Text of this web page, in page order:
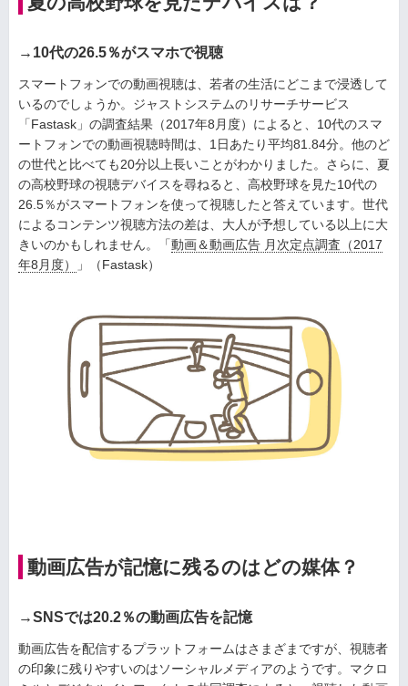
→10代の26.5％がスマホで視聴
スマートフォンでの動画視聴は、若者の生活にどこまで浸透して
いるのでしょうか。ジャストシステムのリサーチサービス
「Fastask」の調査結果（2017年8月度）によると、10代のスマ
ートフォンでの動画視聴時間は、1日あたり平均81.84分。他のど
の世代と比べても20分以上長いことがわかりました。さらに、夏
の高校野球の視聴デバイスを尋ねると、高校野球を見た10代の
26.5％がスマートフォンを使って視聴したと答えています。世代
によるコンテンツ視聴方法の差は、大人が予想している以上に大
きいのかもしれません。「動画＆動画広告 月次定点調査（2017
年8月度）
」（Fastask）
動画広告が記憶に残るのはどの媒体？
→SNSでは20.2％の動画広告を記憶
動画広告を配信するプラットフォームはさまざまですが、視聴者
の印象に残りやすいのはソーシャルメディアのようです。マクロ